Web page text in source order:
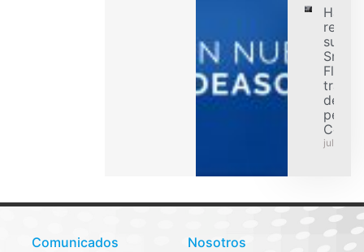
su
Smart
Flex
de
julio 31,
Comunicados
Nosotros